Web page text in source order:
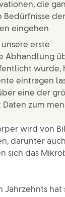
die
Bedürfnisse der
eingehen
unsere erste
Abhandlung
wurde,
eintragen
eine der
zum
wird von
darunter
sich das
Jahrzehnts hat